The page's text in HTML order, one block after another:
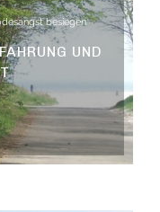
besiegen
UND